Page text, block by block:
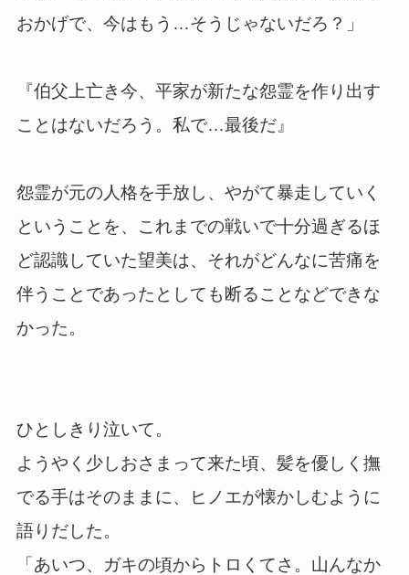
おかげで、今はもう…そうじゃないだろ？」
『伯父上亡き今、平家が新たな怨霊を作り出す
ことはないだろう。私で…最後だ』
怨霊が元の人格を手放し、やがて暴走していく
ということを、これまでの戦いで十分過ぎるほ
ど認識していた望美は、それがどんなに苦痛を
伴うことであったとしても断ることなどできな
かった。
ひとしきり泣いて。
ようやく少しおさまって来た頃、髪を優しく撫
でる手はそのままに、ヒノエが懐かしむように
語りだした。
「あいつ、ガキの頃からトロくてさ。山んなか